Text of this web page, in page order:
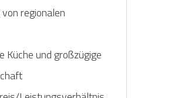
regionalen
Küche und großzügige